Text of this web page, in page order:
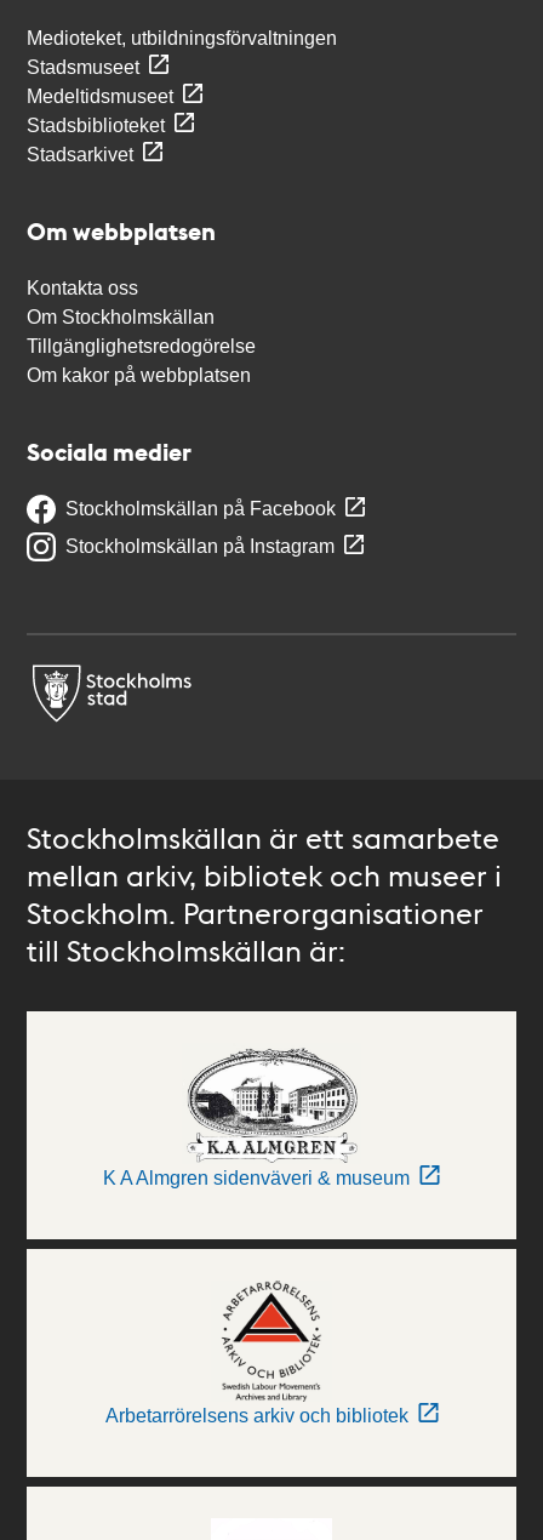
Medioteket, utbildningsförvaltningen
Stadsmuseet
Medeltidsmuseet
Stadsbiblioteket
Stadsarkivet
Om webbplatsen
Kontakta oss
Om Stockholmskällan
Tillgänglighetsredogörelse
Om kakor på webbplatsen
Sociala medier
Stockholmskällan på Facebook
Stockholmskällan på Instagram
Stockholmskällan är ett samarbete
mellan arkiv, bibliotek och museer i
Stockholm. Partnerorganisationer
till Stockholmskällan är:
K A Almgren sidenväveri & museum
Arbetarrörelsens arkiv och bibliotek